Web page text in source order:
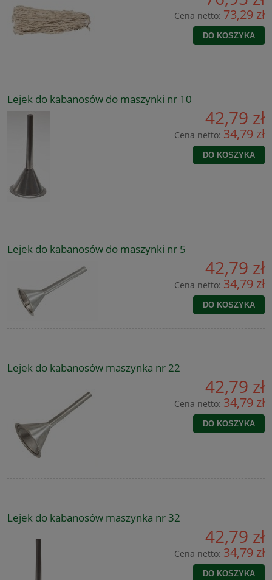
Cena netto: 73,29 zł
DO KOSZYKA
Lejek do kabanosów do maszynki nr 10
42,79 zł
Cena netto: 34,79 zł
DO KOSZYKA
Lejek do kabanosów do maszynki nr 5
42,79 zł
Cena netto: 34,79 zł
DO KOSZYKA
Lejek do kabanosów maszynka nr 22
42,79 zł
Cena netto: 34,79 zł
DO KOSZYKA
Lejek do kabanosów maszynka nr 32
42,79 zł
Cena netto: 34,79 zł
DO KOSZYKA